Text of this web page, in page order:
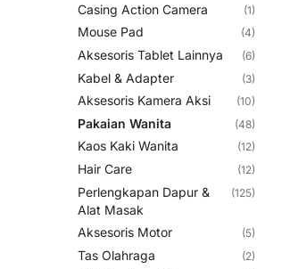
Casing Action Camera (1)
Mouse Pad (4)
Aksesoris Tablet Lainnya (6)
Kabel & Adapter (3)
Aksesoris Kamera Aksi (10)
Pakaian Wanita (48)
Kaos Kaki Wanita (12)
Hair Care (12)
Perlengkapan Dapur &
Alat Masak
(125)
Aksesoris Motor (5)
Tas Olahraga (2)